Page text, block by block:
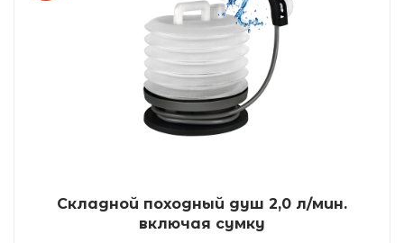
Складной походный душ 2,0 л/мин.
включая сумку